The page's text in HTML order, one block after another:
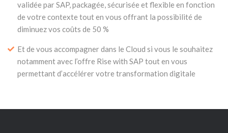
validée par SAP, packagée, sécurisée et flexible en fonction
de votre contexte tout en vous offrant la possibilité de
diminuez vos coûts de 50 %
Et de vous accompagner dans le Cloud si vous le souhaitez
notamment avec l’offre Rise with SAP tout en vous
permettant d’accélérer votre transformation digitale